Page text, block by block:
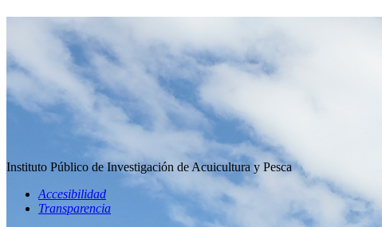
Instituto Público de Investigación de Acuicultura y Pesca
Accesibilidad
Transparencia